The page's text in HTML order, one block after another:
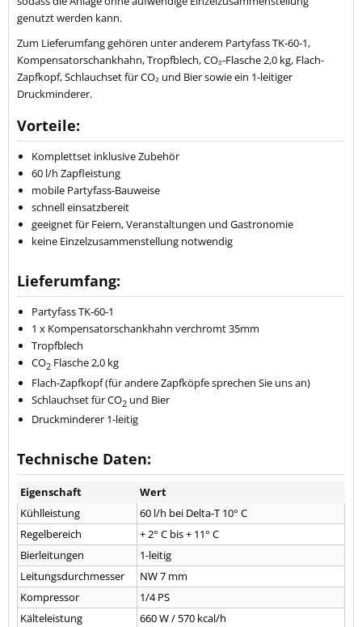
genutzt werden kann.
Zum Lieferumfang gehören unter anderem Partyfass TK-60-1,
Kompensatorschankhahn, Tropfblech, CO₂-Flasche 2,0 kg, Flach-
Zapfkopf, Schlauchset für CO₂ und Bier sowie ein 1-leitiger
Druckminderer.
Vorteile:
Komplettset inklusive Zubehör
60 l/h Zapfleistung
mobile Partyfass-Bauweise
schnell einsatzbereit
geeignet für Feiern, Veranstaltungen und Gastronomie
keine Einzelzusammenstellung notwendig
Lieferumfang:
Partyfass TK-60-1
1 x Kompensatorschankhahn verchromt 35mm
Tropfblech
CO2 Flasche 2,0 kg
Flach-Zapfkopf (für andere Zapfköpfe sprechen Sie uns an)
Schlauchset für CO2 und Bier
Druckminderer 1-leitig
Technische Daten:
Eigenschaft
Wert
Kühlleistung
60 l/h bei Delta-T 10° C
Regelbereich
+ 2° C bis + 11° C
Bierleitungen
1-leitig
Leitungsdurchmesser
NW 7 mm
Kompressor
1/4 PS
Kälteleistung
660 W / 570 kcal/h